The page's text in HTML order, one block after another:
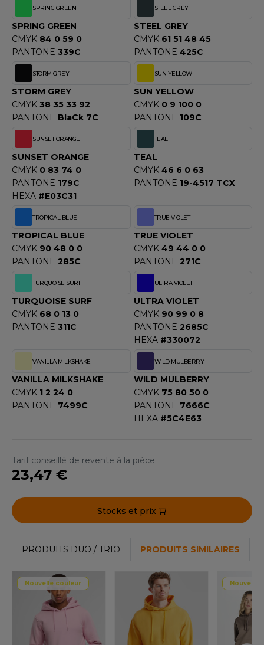
SPRING GREEN
SPRING GREEN
CMYK 84 0 59 0
PANTONE 339C
STEEL GREY
STEEL GREY
CMYK 61 51 48 45
PANTONE 425C
STORM GREY
STORM GREY
CMYK 38 35 33 92
PANTONE BlaCk 7C
SUN YELLOW
SUN YELLOW
CMYK 0 9 100 0
PANTONE 109C
SUNSET ORANGE
SUNSET ORANGE
CMYK 0 83 74 0
PANTONE 179C
HEXA #E03C31
TEAL
TEAL
CMYK 46 6 0 63
PANTONE 19-4517 TCX
TROPICAL BLUE
TROPICAL BLUE
CMYK 90 48 0 0
PANTONE 285C
TRUE VIOLET
TRUE VIOLET
CMYK 49 44 0 0
PANTONE 271C
TURQUOISE SURF
TURQUOISE SURF
CMYK 68 0 13 0
PANTONE 311C
ULTRA VIOLET
ULTRA VIOLET
CMYK 90 99 0 8
PANTONE 2685C
HEXA #330072
VANILLA MILKSHAKE
VANILLA MILKSHAKE
CMYK 1 2 24 0
PANTONE 7499C
WILD MULBERRY
WILD MULBERRY
CMYK 75 80 50 0
PANTONE 7666C
HEXA #5C4E63
Tarif conseillé de revente à la pièce
23,47 €
Stocks et prix
PRODUITS DUO / TRIO PRODUITS SIMILAIRES
Nouvelle couleur Nouvelle